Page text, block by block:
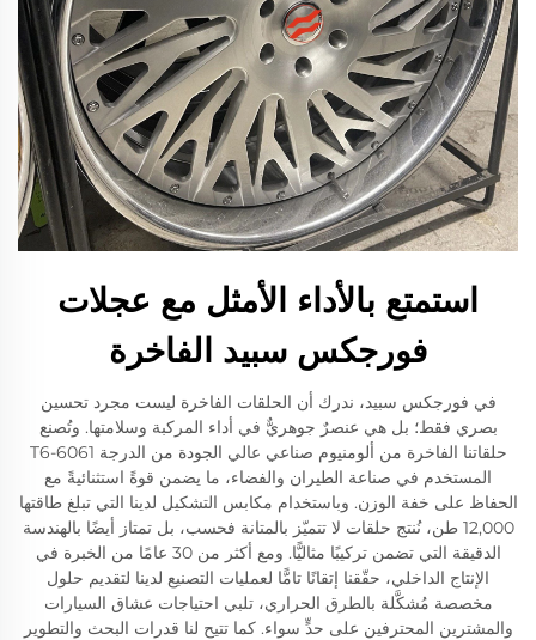
استمتع بالأداء الأمثل مع عجلات
فورجكس سبيد الفاخرة
في فورجكس سبيد، ندرك أن الحلقات الفاخرة ليست مجرد تحسين
بصري فقط؛ بل هي عنصرٌ جوهريٌّ في أداء المركبة وسلامتها. وتُصنع
حلقاتنا الفاخرة من ألومنيوم صناعي عالي الجودة من الدرجة 6061-T6
المستخدم في صناعة الطيران والفضاء، ما يضمن قوةً استثنائيةً مع
الحفاظ على خفة الوزن. وباستخدام مكابس التشكيل لدينا التي تبلغ طاقتها
12,000 طن، نُنتج حلقات لا تتميّز بالمتانة فحسب، بل تمتاز أيضًا بالهندسة
الدقيقة التي تضمن تركيبًا مثاليًّا. ومع أكثر من 30 عامًا من الخبرة في
الإنتاج الداخلي، حقّقنا إتقانًا تامًّا لعمليات التصنيع لدينا لتقديم حلول
مخصصة مُشكَّلة بالطرق الحراري، تلبي احتياجات عشاق السيارات
والمشترين المحترفين على حدٍّ سواء. كما تتيح لنا قدرات البحث والتطوير